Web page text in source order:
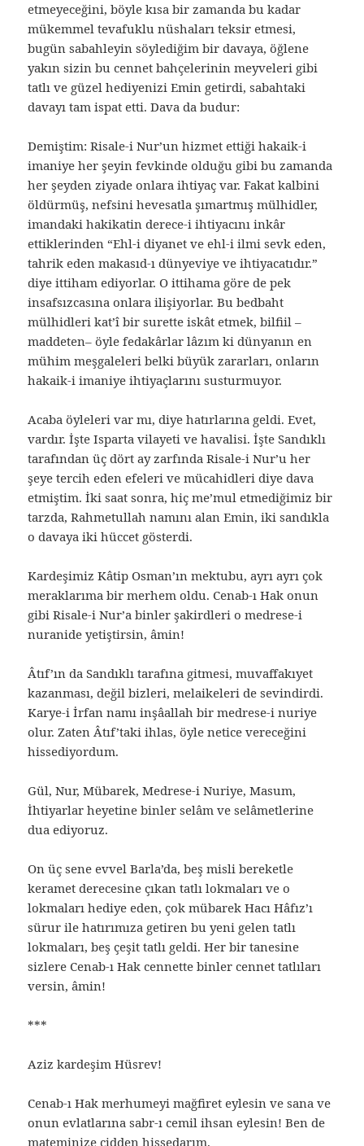
etmeyeceğini, böyle kısa bir zamanda bu kadar
mükemmel tevafuklu nüshaları teksir etmesi,
bugün sabahleyin söylediğim bir davaya, öğlene
yakın sizin bu cennet bahçelerinin meyveleri gibi
tatlı ve güzel hediyenizi Emin getirdi, sabahtaki
davayı tam ispat etti. Dava da budur:
Demiştim: Risale-i Nur’un hizmet ettiği hakaik-i
imaniye her şeyin fevkinde olduğu gibi bu zamanda
her şeyden ziyade onlara ihtiyaç var. Fakat kalbini
öldürmüş, nefsini hevesatla şımartmış mülhidler,
imandaki hakikatin derece-i ihtiyacını inkâr
ettiklerinden “Ehl-i diyanet ve ehl-i ilmi sevk eden,
tahrik eden makasıd-ı dünyeviye ve ihtiyacatıdır.”
diye ittiham ediyorlar. O ittihama göre de pek
insafsızcasına onlara ilişiyorlar. Bu bedbaht
mülhidleri kat’î bir surette iskât etmek, bilfiil –
maddeten– öyle fedakârlar lâzım ki dünyanın en
mühim meşgaleleri belki büyük zararları, onların
hakaik-i imaniye ihtiyaçlarını susturmuyor.
Acaba öyleleri var mı, diye hatırlarına geldi. Evet,
vardır. İşte Isparta vilayeti ve havalisi. İşte Sandıklı
tarafından üç dört ay zarfında Risale-i Nur’u her
şeye tercih eden efeleri ve mücahidleri diye dava
etmiştim. İki saat sonra, hiç me’mul etmediğimiz bir
tarzda, Rahmetullah namını alan Emin, iki sandıkla
o davaya iki hüccet gösterdi.
Kardeşimiz Kâtip Osman’ın mektubu, ayrı ayrı çok
meraklarıma bir merhem oldu. Cenab-ı Hak onun
gibi Risale-i Nur’a binler şakirdleri o medrese-i
nuranide yetiştirsin, âmin!
Âtıf’ın da Sandıklı tarafına gitmesi, muvaffakıyet
kazanması, değil bizleri, melaikeleri de sevindirdi.
Karye-i İrfan namı inşâallah bir medrese-i nuriye
olur. Zaten Âtıf’taki ihlas, öyle netice vereceğini
hissediyordum.
Gül, Nur, Mübarek, Medrese-i Nuriye, Masum,
İhtiyarlar heyetine binler selâm ve selâmetlerine
dua ediyoruz.
On üç sene evvel Barla’da, beş misli bereketle
keramet derecesine çıkan tatlı lokmaları ve o
lokmaları hediye eden, çok mübarek Hacı Hâfız’ı
sürur ile hatırımıza getiren bu yeni gelen tatlı
lokmaları, beş çeşit tatlı geldi. Her bir tanesine
sizlere Cenab-ı Hak cennette binler cennet tatlıları
versin, âmin!
***
Aziz kardeşim Hüsrev!
Cenab-ı Hak merhumeyi mağfiret eylesin ve sana ve
onun evlatlarına sabr-ı cemil ihsan eylesin! Ben de
mateminize cidden hissedarım.